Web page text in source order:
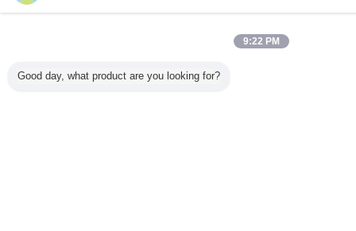
9:22 PM
Good day, what product are you looking for?